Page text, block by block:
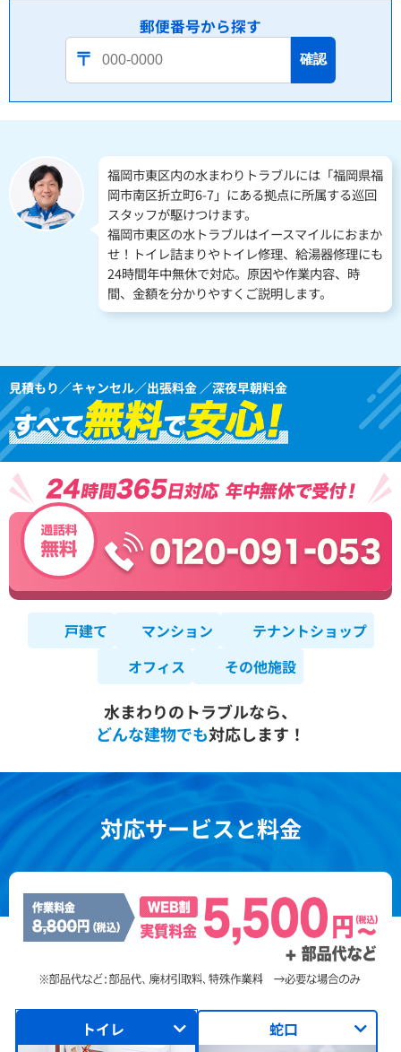
郵便番号から探す
確認
福岡市東区内の水まわりトラブルには「福岡県福
岡市南区折立町6-7」にある拠点に所属する巡回
スタッフが駆けつけます。
福岡市東区の水トラブルはイースマイルにおまか
せ！トイレ詰まりやトイレ修理、給湯器修理にも
24時間年中無休で対応。原因や作業内容、時
間、金額を分かりやすくご説明します。
見積もり／キャンセル／出張料金 ／深夜早朝料金
戸建て マンション
テナントショップ
オフィス
その他施設
水まわりのトラブルなら、
どんな建物でも対応します！
対応サービスと料金
トイレ 蛇口